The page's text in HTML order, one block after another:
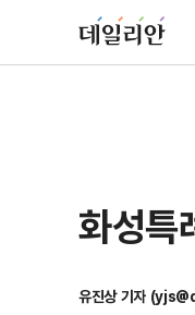
화성특
유진상 기자